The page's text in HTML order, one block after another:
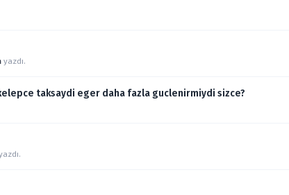
yazdı.
taksaydi eger daha fazla guclenirmiydi sizce?